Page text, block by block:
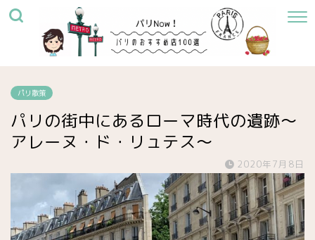
パリ散策
パリの街中にあるローマ時代の遺跡〜
アレーヌ・ド・リュテス〜
2020年7月8日